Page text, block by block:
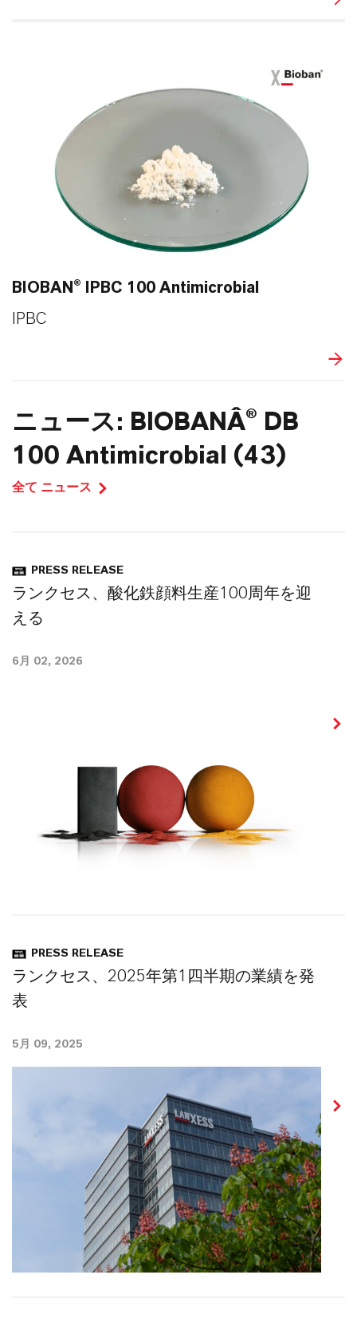
BIOBAN® IPBC 100 Antimicrobial
IPBC
ニュース: BIOBANÂ® DB
100 Antimicrobial (43)
全て ニュース
PRESS RELEASE
ランクセス、酸化鉄顔料生産100周年を迎
える
6月 02, 2026
PRESS RELEASE
ランクセス、2025年第1四半期の業績を発
表
5月 09, 2025